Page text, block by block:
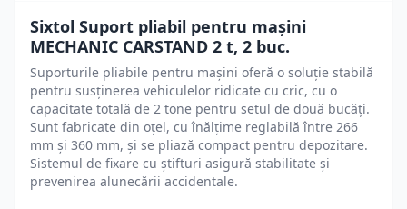
Sixtol Suport pliabil pentru mașini
MECHANIC CARSTAND 2 t, 2 buc.
Suporturile pliabile pentru mașini oferă o soluție stabilă
pentru susținerea vehiculelor ridicate cu cric, cu o
capacitate totală de 2 tone pentru setul de două bucăți.
Sunt fabricate din oțel, cu înălțime reglabilă între 266
mm și 360 mm, și se pliază compact pentru depozitare.
Sistemul de fixare cu știfturi asigură stabilitate și
prevenirea alunecării accidentale.